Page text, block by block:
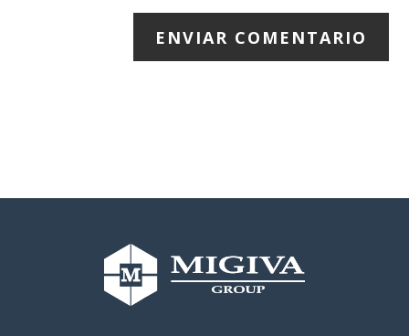
ENVIAR COMENTARIO